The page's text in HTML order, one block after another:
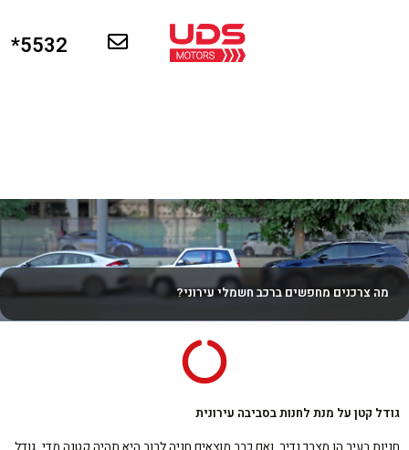
5532*
מה צרכנים מחפשים ברכב חשמלי עירוני?
גודל קטן על מנת לחנות בסביבה עירונית